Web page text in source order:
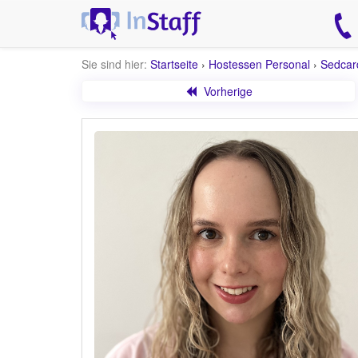
Sie sind hier: Startseite › Hostessen Personal ›
Vorherige